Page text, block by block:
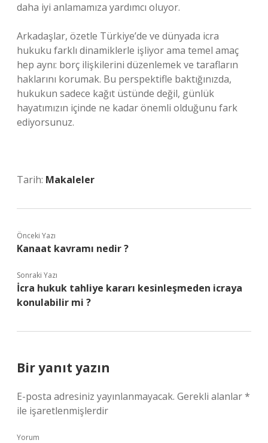
daha iyi anlamamıza yardımcı oluyor.
Arkadaşlar, özetle Türkiye’de ve dünyada icra
hukuku farklı dinamiklerle işliyor ama temel amaç
hep aynı: borç ilişkilerini düzenlemek ve tarafların
haklarını korumak. Bu perspektifle baktığınızda,
hukukun sadece kağıt üstünde değil, günlük
hayatımızın içinde ne kadar önemli olduğunu fark
ediyorsunuz.
Tarih: Makaleler
Önceki Yazı
Kanaat kavramı nedir ?
Sonraki Yazı
İcra hukuk tahliye kararı kesinleşmeden icraya
konulabilir mi ?
Bir yanıt yazın
E-posta adresiniz yayınlanmayacak. Gerekli alanlar*
ile işaretlenmişlerdir
Yorum